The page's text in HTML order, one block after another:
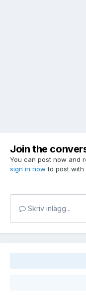
Join the
You can post now and
sign in now to post with
Skriv inlägg...